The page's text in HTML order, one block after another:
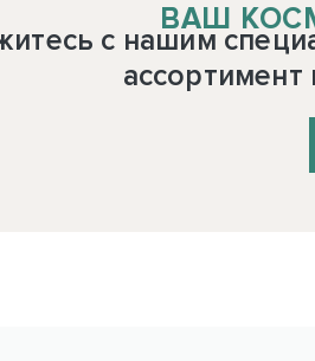
ВАШ
с нашим
ассортимент